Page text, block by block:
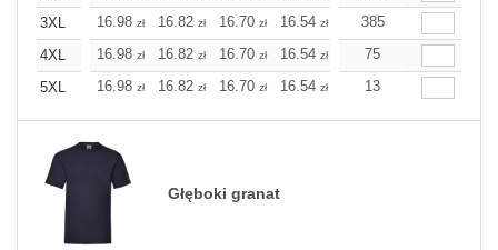
3XL
16.98 zł 16.82 zł 16.70 zł 16.54 zł 16.38zł
385
4XL
16.98 zł 16.82 zł 16.70 zł 16.54 zł 16.38
75
5XL
16.98 zł 16.82 zł 16.70 zł 16.54 zł 16.38
13
Głęboki granat